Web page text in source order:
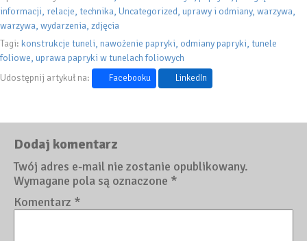
informacji relacje technika Uncategorized uprawy i odmiany warzywa
warzywa wydarzenia zdjęcia
Tagi: konstrukcje tuneli nawożenie papryki odmiany papryki tunele
foliowe uprawa papryki w tunelach foliowych
Udostępnij artykuł na:
Facebooku LinkedIn
Dodaj komentarz
Twój adres e-mail nie zostanie opublikowany.
Wymagane pola są oznaczone *
Komentarz *